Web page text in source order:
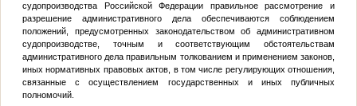
судопроизводства Российской Федерации правильное рассмотрение и
разрешение административного дела обеспечиваются соблюдением
положений, предусмотренных законодательством об административном
судопроизводстве, точным и соответствующим обстоятельствам
административного дела правильным толкованием и применением законов,
иных нормативных правовых актов, в том числе регулирующих отношения,
связанные с осуществлением государственных и иных публичных
полномочий.